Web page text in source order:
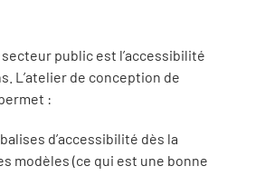
public est l’accessibilité
L’atelier de conception de
:
d’accessibilité dès la
modèles (ce qui est une bonne